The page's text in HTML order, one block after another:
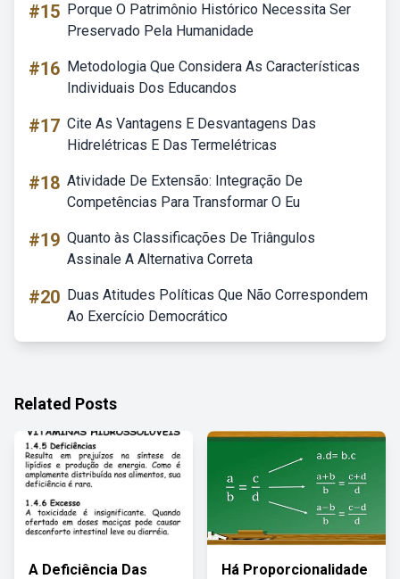
#15 Porque O Patrimônio Histórico Necessita Ser
Preservado Pela Humanidade
#16 Metodologia Que Considera As Características
Individuais Dos Educandos
#17 Cite As Vantagens E Desvantagens Das
Hidrelétricas E Das Termelétricas
#18 Atividade De Extensão: Integração De
Competências Para Transformar O Eu
#19 Quanto às Classificações De Triângulos
Assinale A Alternativa Correta
#20 Duas Atitudes Políticas Que Não Correspondem
Ao Exercício Democrático
Related Posts
A Deficiência Das
Há Proporcionalidade